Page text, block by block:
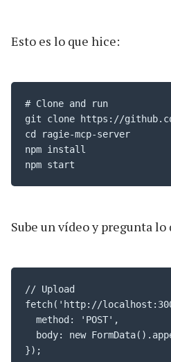
Esto es lo que hice:
# Clone and run
git clone https://
cd ragie-mcp-server
npm install
npm start
Sube un vídeo y pregunta lo
// Upload
fetch('http://
  method: 'POST',
body: new
});